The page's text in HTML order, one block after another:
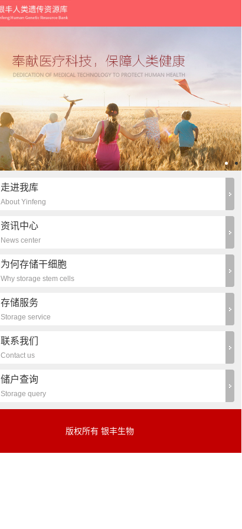
走进我库
About Yinfeng
资讯中心
News center
为何存储干细胞
Why storage stem cells
存储服务
Storage service
联系我们
Contact us
储户查询
Storage query
版权所有 银丰生物